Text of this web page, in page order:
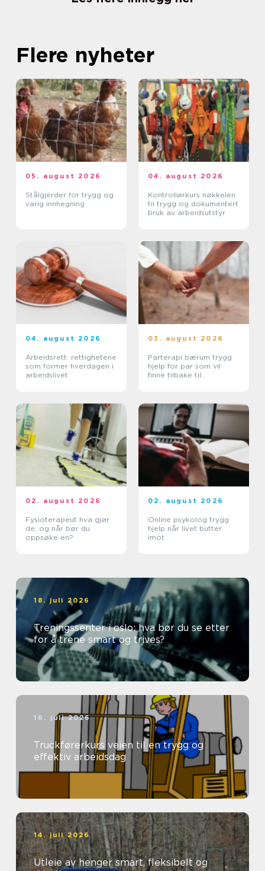
Flere nyheter
05. august 2026
Stålgjerder for trygg og
varig innhegning
04. august 2026
Kontrollørkurs nøkkelen
til trygg og dokumentert
bruk av arbeidsutstyr
04. august 2026
Arbeidsrett: rettighetene
som former hverdagen i
arbeidslivet
03. august 2026
Parterapi bærum trygg
hjelp for par som vil
finne tilbake til
02. august 2026
Fysioterapeut hva gjør
de, og når bør du
oppsøke en?
02. august 2026
Online psykolog trygg
hjelp når livet butter
imot
18. juli 2026
Treningssenter i oslo: hva bør du se etter
for å trene smart og trives?
16. juli 2026
Truckførerkurs veien til en trygg og
effektiv arbeidsdag
14. juli 2026
Utleie av henger smart, fleksibelt og